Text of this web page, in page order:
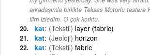
arkadaşımla birlikte Teksas Motorlu testere
film izledim. O çok korktu.
kat (Tekstil) layer (fabric)
kat (Jeoloji) horizon
kat (Tekstil) fabric